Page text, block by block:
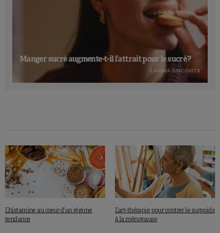
Manger sucré augmente-t-il l’attrait pour le sucré ?
LAVINIA SINCOVITS
L’histamine au cœur d’un régime
tendance
L’art-thérapie pour contrer le surpoids
à la ménopause